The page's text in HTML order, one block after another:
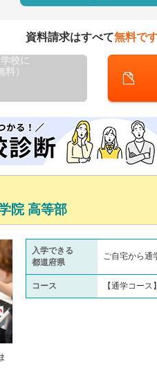
資料請求はすべて無料です
校に
）
院 高等部
入学できる
都道府県
ご自宅から通
コース 【通学コース】